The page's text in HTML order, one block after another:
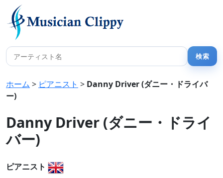
ホーム > ピアニスト > Danny Driver (ダニー・ドライバ
ー)
Danny Driver (ダニー・ドライ
バー)
ピアニスト